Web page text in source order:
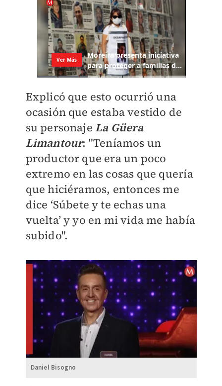
Explicó que esto ocurrió una
ocasión que estaba vestido de
su personaje La Güera
Limantour: "Teníamos un
productor que era un poco
extremo en las cosas que quería
que hiciéramos, entonces me
dice ‘Súbete y te echas una
vuelta’ y yo en mi vida me había
subido".
Daniel Bisogno